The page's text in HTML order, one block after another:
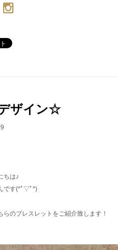
ザイン☆
ちは♪
です(*ﾟ▽ﾟ*)
らのブレスレットをご紹介致します！